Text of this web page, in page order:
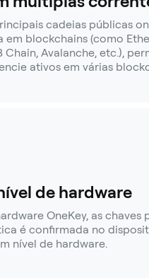
cadeias públicas
em blockchains (como
Chain, Avalanche, etc.),
ativos em várias
de hardware
OneKey, as chaves
é confirmada no
nível de hardware.